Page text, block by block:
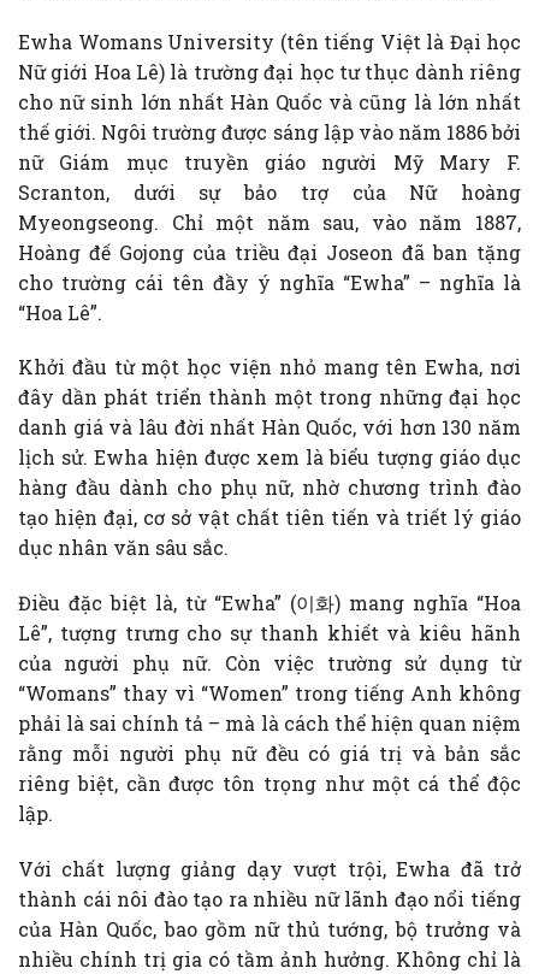
Ewha Womans University (tên tiếng Việt là Đại học
Nữ giới Hoa Lê) là trường đại học tư thục dành riêng
cho nữ sinh lớn nhất Hàn Quốc và cũng là lớn nhất
thế giới. Ngôi trường được sáng lập vào năm 1886 bởi
nữ Giám mục truyền giáo người Mỹ Mary F.
Scranton, dưới sự bảo trợ của Nữ hoàng
Myeongseong. Chỉ một năm sau, vào năm 1887,
Hoàng đế Gojong của triều đại Joseon đã ban tặng
cho trường cái tên đầy ý nghĩa “Ewha” – nghĩa là
“Hoa Lê”.
Khởi đầu từ một học viện nhỏ mang tên Ewha, nơi
đây dần phát triển thành một trong những đại học
danh giá và lâu đời nhất Hàn Quốc, với hơn 130 năm
lịch sử. Ewha hiện được xem là biểu tượng giáo dục
hàng đầu dành cho phụ nữ, nhờ chương trình đào
tạo hiện đại, cơ sở vật chất tiên tiến và triết lý giáo
dục nhân văn sâu sắc.
Điều đặc biệt là, từ “Ewha” (이화) mang nghĩa “Hoa
Lê”, tượng trưng cho sự thanh khiết và kiêu hãnh
của người phụ nữ. Còn việc trường sử dụng từ
“Womans” thay vì “Women” trong tiếng Anh không
phải là sai chính tả – mà là cách thể hiện quan niệm
rằng mỗi người phụ nữ đều có giá trị và bản sắc
riêng biệt, cần được tôn trọng như một cá thể độc
lập.
Với chất lượng giảng dạy vượt trội, Ewha đã trở
thành cái nôi đào tạo ra nhiều nữ lãnh đạo nổi tiếng
của Hàn Quốc, bao gồm nữ thủ tướng, bộ trưởng và
nhiều chính trị gia có tầm ảnh hưởng. Không chỉ là